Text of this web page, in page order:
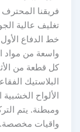
فريقنا المحترف
تغليف عالية
خط الدفاع
واسعة من مواد
كل قطعة من
البلاستيك
الألواح
ومبطنة. يتم
واقيات مخصصة.